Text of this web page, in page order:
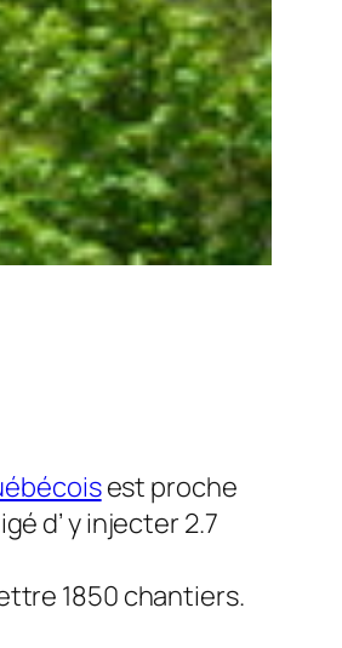
est proche
d’ y injecter 2.7
1850 chantiers.